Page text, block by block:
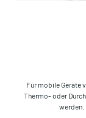
Für mobile Geräte
Thermo- oder
werden.